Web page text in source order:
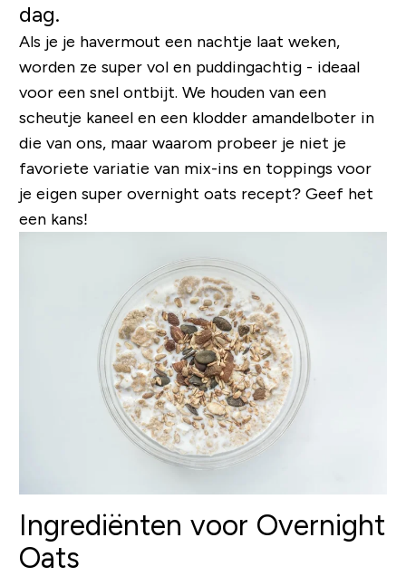
dag.
Als je je havermout een nachtje laat weken,
worden ze super vol en puddingachtig - ideaal
voor een snel ontbijt. We houden van een
scheutje kaneel en een klodder amandelboter in
die van ons, maar waarom probeer je niet je
favoriete variatie van mix-ins en toppings voor
je eigen super overnight oats recept? Geef het
een kans!
Ingrediënten voor Overnight
Oats